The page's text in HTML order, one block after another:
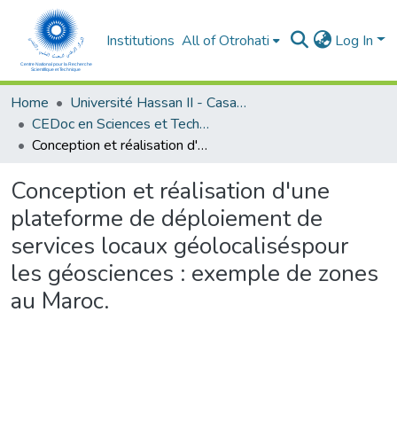
Institutions All of Otrohati Log In
Home
Université Hassan II - Casablanca
CEDoc en Sciences et Techniques et Sciences Médicales (CED -STSM)
Conception et réalisation d'une plateforme de déploiement de services locaux géolocaliséspour les géosciences : exemple de zones au Maroc.
Conception et réalisation d'une
plateforme de déploiement de
services locaux géolocaliséspour
les géosciences : exemple de zones
au Maroc.